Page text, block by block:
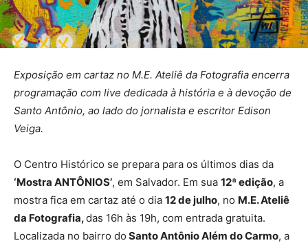
Exposição em cartaz no M.E. Ateliê da Fotografia encerra
programação com live dedicada à história e à devoção de
Santo Antônio, ao lado do jornalista e escritor Edison
Veiga.
O Centro Histórico se prepara para os últimos dias da
‘Mostra ANTÔNIOS’, em Salvador. Em sua 12ª edição, a
mostra fica em cartaz até o dia 12 de julho, no M.E. Ateliê
da Fotografia,das 16h às 19h, com entrada gratuita.
Localizada no bairro do Santo Antônio Além do Carmo, a